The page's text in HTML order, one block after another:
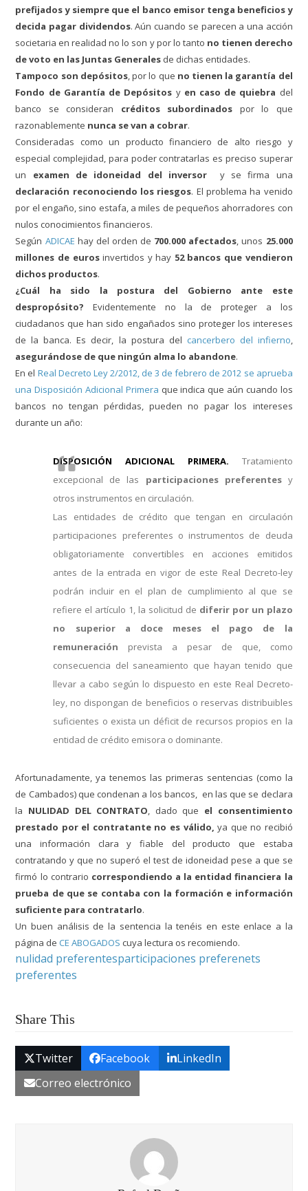
prefijados y siempre que el banco emisor tenga beneficios y
decida pagar dividendos. Aún cuando se parecen a una acción
societaria en realidad no lo son y por lo tanto no tienen derecho
de voto en las Juntas Generales de dichas entidades.
Tampoco son depósitos, por lo que no tienen la garantía del
Fondo de Garantía de Depósitos y en caso de quiebra del
banco se consideran créditos subordinados por lo que
razonablemente nunca se van a cobrar.
Consideradas como un producto financiero de alto riesgo y
especial complejidad, para poder contratarlas es preciso superar
un examen de idoneidad del inversor y se firma una
declaración reconociendo los riesgos. El problema ha venido
por el engaño, sino estafa, a miles de pequeños ahorradores con
nulos conocimientos financieros.
Según ADICAE hay del orden de 700.000 afectados, unos 25.000
millones de eurosinvertidos y hay 52 bancos que vendieron
dichos productos.
¿Cuál ha sido la postura del Gobierno ante este
despropósito?Evidentemente no la de proteger a los
ciudadanos que han sido engañados sino proteger los intereses
de la banca. Es decir, la postura del cancerbero del infierno,
asegurándose de que ningún alma lo abandone.
En el Real Decreto Ley 2/2012, de 3 de febrero de 2012 se aprueba
una Disposición Adicional Primera que indica que aún cuando los
bancos no tengan pérdidas, pueden no pagar los intereses
durante un año:
DISPOSICIÓN ADICIONAL PRIMERA. Tratamiento
excepcional de las participaciones preferentesy
otros instrumentos en circulación.
Las entidades de crédito que tengan en circulación
participaciones preferentes o instrumentos de deuda
obligatoriamente convertibles en acciones emitidos
antes de la entrada en vigor de este Real Decreto-ley
podrán incluir en el plan de cumplimiento al que se
refiere el artículo 1, la solicitud de diferir por un plazo
no superior a doce meses el pago de la
remuneración prevista a pesar de que, como
consecuencia del saneamiento que hayan tenido que
llevar a cabo según lo dispuesto en este Real Decreto-
ley, no dispongan de beneficios o reservas distribuibles
suficientes o exista un déficit de recursos propios en la
entidad de crédito emisora o dominante.
Afortunadamente, ya tenemos las primeras sentencias (como la
de Cambados) que condenan a los bancos, en las que se declara
la NULIDAD DEL CONTRATO, dado que el consentimiento
prestado por el contratante no es válido, ya que no recibió
una información clara y fiable del producto que estaba
contratando y que no superó el test de idoneidad pese a que se
firmó lo contrario correspondiendo a la entidad financiera la
prueba de que se contaba con la formación e información
suficiente para contratarlo.
Un buen análisis de la sentencia la tenéis en este enlace a la
página deCE ABOGADOS cuya lectura os recomiendo.
nulidad preferentesparticipaciones preferenets
preferentes
Share This
Twitter Facebook
LinkedIn
Correo electrónico